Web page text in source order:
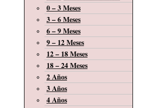
0 – 3 Meses
3 – 6 Meses
6 – 9 Meses
9 – 12 Meses
12 – 18 Meses
18 – 24 Meses
2 Años
3 Años
4 Años